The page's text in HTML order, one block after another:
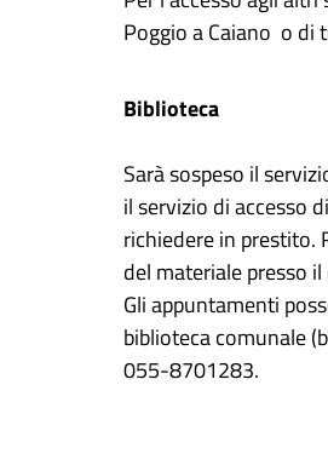
Poggio a Caiano o
Biblioteca
Sarà sospeso il
il servizio di accesso
richiedere in prestito.
del materiale presso
Gli appuntamenti
biblioteca comunale
055-8701283.